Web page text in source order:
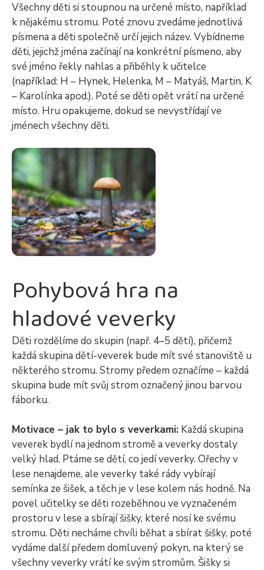
Všechny děti si stoupnou na určené místo, například
k nějakému stromu. Poté znovu zvedáme jednotlivá
písmena a děti společně určí jejich název. Vybídneme
děti, jejichž jména začínají na konkrétní písmeno, aby
své jméno řekly nahlas a přiběhly k učitelce
(například: H – Hynek, Helenka, M – Matyáš, Martin, K
– Karolínka apod.). Poté se děti opět vrátí na určené
místo. Hru opakujeme, dokud se nevystřídají ve
jménech všechny děti.
Pohybová hra na
hladové veverky
Děti rozdělíme do skupin (např. 4–5 dětí), přičemž
každá skupina dětí-veverek bude mít své stanoviště u
některého stromu. Stromy předem označíme – každá
skupina bude mít svůj strom označený jinou barvou
fáborku.
Motivace – jak to bylo s veverkami: Každá skupina
veverek bydlí na jednom stromě a veverky dostaly
velký hlad. Ptáme se dětí, co jedí veverky. Ořechy v
lese nenajdeme, ale veverky také rády vybírají
semínka ze šišek, a těch je v lese kolem nás hodně. Na
povel učitelky se děti rozeběhnou ve vyznačeném
prostoru v lese a sbírají šišky, které nosí ke svému
stromu. Děti necháme chvíli běhat a sbírat šišky, poté
vydáme další předem domluvený pokyn, na který se
všechny veverky vrátí ke svým stromům. Šišky si